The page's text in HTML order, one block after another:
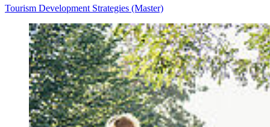
Tourism Development Strategies (Master)